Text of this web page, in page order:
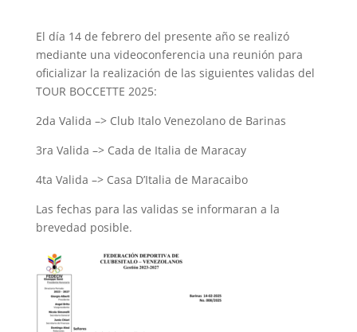
El día 14 de febrero del presente año se realizó
mediante una videoconferencia una reunión para
oficializar la realización de las siguientes validas del
TOUR BOCCETTE 2025:
2da Valida –> Club Italo Venezolano de Barinas
3ra Valida –> Cada de Italia de Maracay
4ta Valida –> Casa D’Italia de Maracaibo
Las fechas para las validas se informaran a la
brevedad posible.